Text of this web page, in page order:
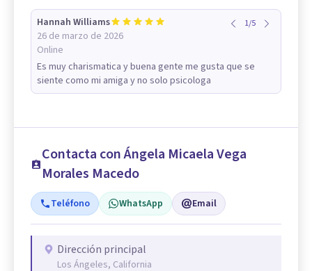
Hannah Williams
26 de marzo de 2026
Online
1/5
Es muy charismatica y buena gente me gusta que se
siente como mi amiga y no solo psicologa
Contacta con Ángela Micaela Vega
Morales Macedo
Teléfono WhatsApp Email
Dirección principal
Los Ángeles, California